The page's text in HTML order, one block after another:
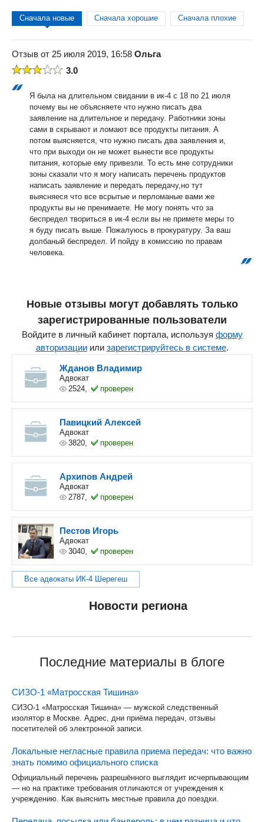
Сначала новые Сначала хорошие Сначала плохие
Отзыв от 25 июля 2019, 16:58 Ольга
3.0
Я была на длительном свидании в ик-4 с 18 по 21 июля
почему вы не объясняете что нужно писать два
заявление на длительное и передачу. Работники зоны
сами в скрывают и ломают все продукты питания. А
потом выясняется, что нужно писать два заявления и,
что при выходи он не может вынести все продукты
питания, которые ему привезли. То есть мне сотрудники
зоны сказали что я могу написать перечень продуктов
написать заявление и передать передачу,но тут
выясняеся что все всрытые и перломаные вами же
продукты вы не пренимаете. Не могу понять что за
беспредел твориться в ик-4 если вы не примете меры то
я буду писать выше. Пожалуюсь в прокуратуру. За ваш
долбаный беспредел. И пойду в комиссию по правам
человека.
Новые отзывы могут добавлять только
зарегистрированные пользователи
Войдите в личный кабинет портала, используя форму
авторизацииили зарегистрируйтесь в системе.
Жданов Владимир
Адвокат
2524,
проверен
Павицкий Алексей
Адвокат
3820,
проверен
Архипов Андрей
Адвокат
2787,
проверен
Пестов Игорь
Адвокат
3040,
проверен
Все адвокаты ИК-4 Шерегеш
Новости региона
Последние материалы в блоге
СИЗО-1 «Матросская Тишина»
СИЗО-1 «Матросская Тишина» — мужской следственный
изолятор в Москве. Адрес, дни приёма передач, отзывы
посетителей об электронной записи.
Локальные негласные правила приема передач: что важно
знать помимо официального списка
Официальный перечень разрешённого выглядит исчерпывающим
— но на практике требования отличаются от учреждения к
учреждению. Как выяснить местные правила до поездки.